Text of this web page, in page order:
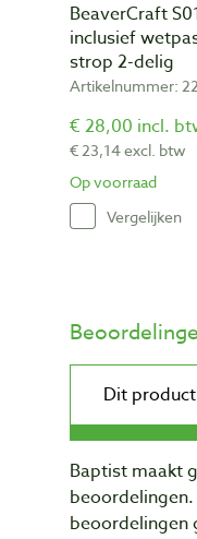
BeaverCraft
inclusief
strop 2-delig
Artikelnummer:
€ 28,00 incl.
€ 23,14 excl. btw
Op voorraad
Vergelijken
Baptist maakt
beoordelingen